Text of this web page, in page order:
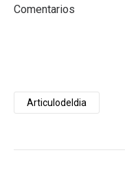
Comentarios
Articulodeldia